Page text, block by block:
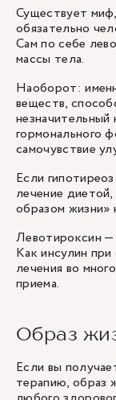
Существует
обязательно
Сам по себе
массы тела.
Наоборот:
веществ,
гормонального
самочувствие
Если
лечение
образом жизни»
Левотироксин
Как инсулин при
лечения во
приема.
Образ
Если вы
терапию, образ